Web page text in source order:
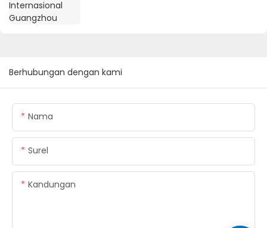
Berhubungan dengan kami
Nama
Surel
Kandungan